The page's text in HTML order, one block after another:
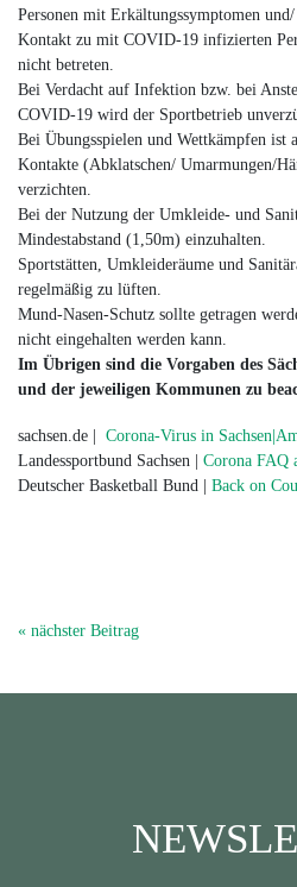
Personen mit Erkältungssymptomen
Kontakt zu mit COVID-19 infizierten
nicht betreten.
Bei Verdacht auf Infektion bzw. bei
COVID-19 wird der Sportbetrieb
Bei Übungsspielen und Wettkämpfen ist
Kontakte (Abklatschen/ Umarmungen/
verzichten.
Bei der Nutzung der Umkleide- und
Mindestabstand (1,50m) einzuhalten.
Sportstätten, Umkleideräume und
regelmäßig zu lüften.
Mund-Nasen-Schutz sollte getragen
nicht eingehalten werden kann.
Im Übrigen sind die Vorgaben des
und der jeweiligen Kommunen zu
sachsen.de |
Corona-Virus in
Landessportbund Sachsen | Corona FAQ
Deutscher Basketball Bund | Back on
« nächster Beitrag